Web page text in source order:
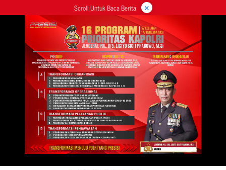
ke
Scroll Untuk Baca Berita ×